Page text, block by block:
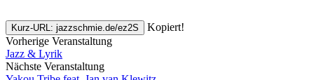
Kurz-URL: jazzschmie.de/ez2S
Kopiert!
Vorherige Veranstaltung
Jazz & Lyrik
Nächste Veranstaltung